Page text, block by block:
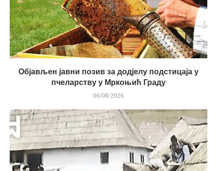
Објављен јавни позив за додјелу подстицаја у
пчеларству у Мркоњић Граду
06/08/2026